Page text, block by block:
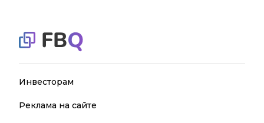
Инвесторам
Реклама на сайте